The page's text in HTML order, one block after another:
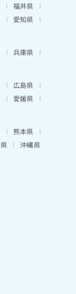
福井県
愛知県
兵庫県
広島県
愛媛県
熊本県
沖縄県